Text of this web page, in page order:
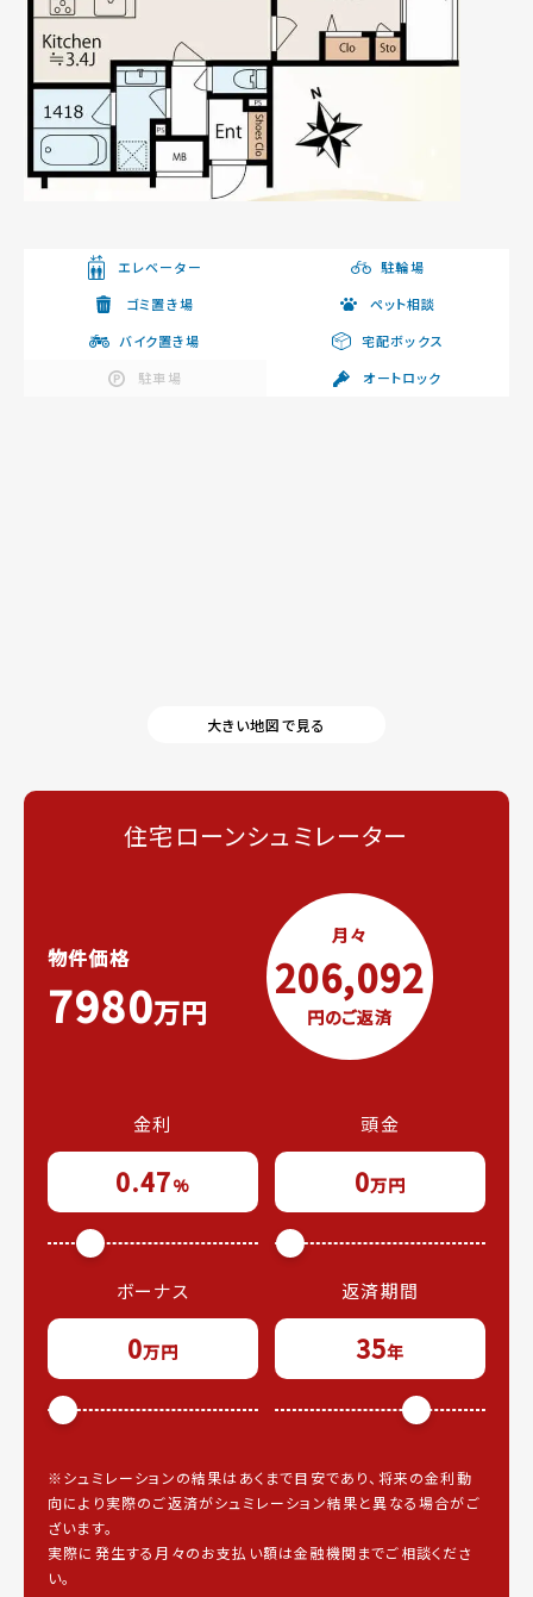
エレベーター
駐輪場
ゴミ置き場
ペット相談
バイク置き場
宅配ボックス
駐車場
オートロック
大きい地図で見る
住宅ローンシュミレーター
物件価格
7980万円
月々
206,092
円のご返済
金利
0.47%
頭金
0万円
ボーナス
0万円
返済期間
35年
※シュミレーションの結果はあくまで目安であり、将来の金利動
向により実際のご返済がシュミレーション結果と異なる場合がご
ざいます。
実際に発生する月々のお支払い額は金融機関までご相談くださ
い。